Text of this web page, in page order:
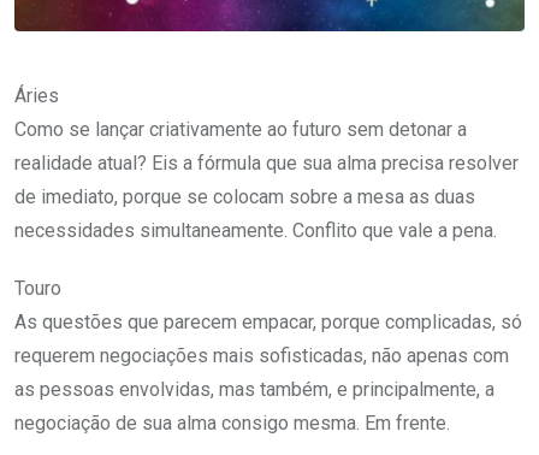
Áries
Como se lançar criativamente ao futuro sem detonar a
realidade atual? Eis a fórmula que sua alma precisa resolver
de imediato, porque se colocam sobre a mesa as duas
necessidades simultaneamente. Conflito que vale a pena.
Touro
As questões que parecem empacar, porque complicadas, só
requerem negociações mais sofisticadas, não apenas com
as pessoas envolvidas, mas também, e principalmente, a
negociação de sua alma consigo mesma. Em frente.